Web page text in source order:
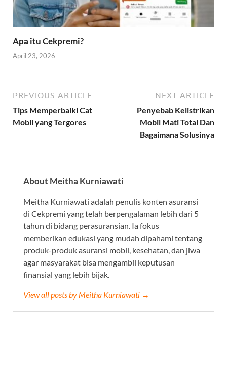
Apa itu Cekpremi?
April 23, 2026
PREVIOUS ARTICLE
Tips Memperbaiki Cat
Mobil yang Tergores
NEXT ARTICLE
Penyebab Kelistrikan
Mobil Mati Total Dan
Bagaimana Solusinya
About Meitha Kurniawati
Meitha Kurniawati adalah penulis konten asuransi
di Cekpremi yang telah berpengalaman lebih dari 5
tahun di bidang perasuransian. Ia fokus
memberikan edukasi yang mudah dipahami tentang
produk-produk asuransi mobil, kesehatan, dan jiwa
agar masyarakat bisa mengambil keputusan
finansial yang lebih bijak.
View all posts by Meitha Kurniawati →